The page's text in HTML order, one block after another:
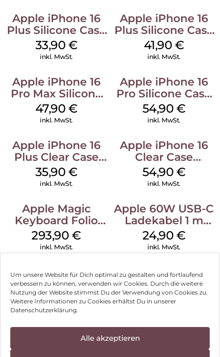
Um unsere Website für Dich optimal zu gestalten und fortlaufend
verbessern zu können, verwenden wir Cookies. Durch die weitere
Nutzung der Website stimmst Du der Verwendung von Cookies zu.
Weitere Informationen zu Cookies erhältst Du in unserer
Datenschutzerklärung.
Alle akzeptieren
Apple iPhone 16
Plus Silicone Case
MagSafe Lake
Green
33,90 €
inkl. MwSt.
Apple iPhone 16
Plus Silicone Case
MagSafe Stone
Gray
41,90 €
inkl. MwSt.
Apple iPhone 16
Pro Max Silicone
Case MagSafe
Black
47,90 €
inkl. MwSt.
Apple iPhone 16
Pro Silicone Case
MagSafe Black
54,90 €
inkl. MwSt.
Apple iPhone 16
Plus Clear Case
MagSafe
Transparent
35,90 €
inkl. MwSt.
Apple iPhone 16
Clear Case
MagSafe
Transparent
54,90 €
inkl. MwSt.
Apple Magic
Keyboard Folio
iPad 10.9″ (10.Gen.)
Weiß
293,90€
inkl. MwSt.
Apple 60W USB-C
Ladekabel 1 m
Weiß
24,90 €
inkl. MwSt.
Impressum
Können wir Dir behilflich sein?